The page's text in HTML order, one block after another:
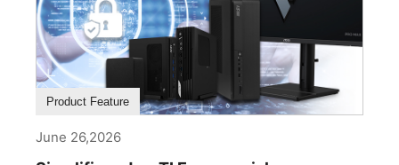
Product Feature
June 26,2026